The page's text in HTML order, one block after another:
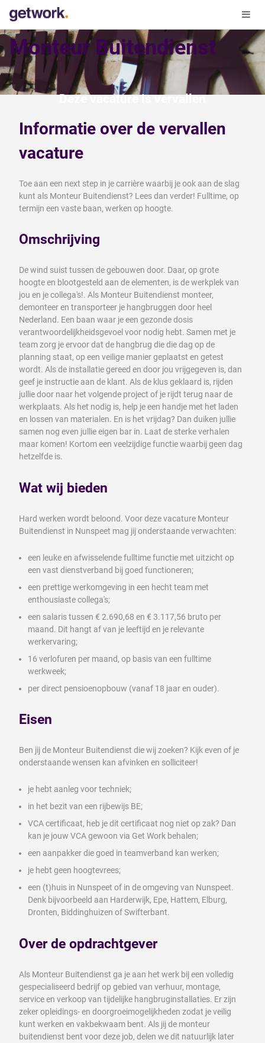
Monteur Buitendienst
Deze vacature is vervallen
Informatie over de vervallen
vacature
Toe aan een next step in je carrière waarbij je ook aan de slag
kunt als Monteur Buitendienst? Lees dan verder! Fulltime, op
termijn een vaste baan, werken op hoogte.
Omschrijving
De wind suist tussen de gebouwen door. Daar, op grote
hoogte en blootgesteld aan de elementen, is de werkplek van
jou en je collega's!. Als Monteur Buitendienst monteer,
demonteer en transporteer je hangbruggen door heel
Nederland. Een baan waar je een gezonde dosis
verantwoordelijkheidsgevoel voor nodig hebt. Samen met je
team zorg je ervoor dat de hangbrug die die dag op de
planning staat, op een veilige manier geplaatst en getest
wordt. Als de installatie gereed en door jou vrijgegeven is, dan
geef je instructie aan de klant. Als de klus geklaard is, rijden
jullie door naar het volgende project of je rijdt terug naar de
werkplaats. Als het nodig is, help je een handje met het laden
en lossen van materialen. En is het vrijdag? Dan duiken jullie
samen nog even jullie eigen bar in. Laat de sterke verhalen
maar komen! Kortom een veelzijdige functie waarbij geen dag
hetzelfde is.
Wat wij bieden
Hard werken wordt beloond. Voor deze vacature Monteur
Buitendienst in Nunspeet mag jij onderstaande verwachten:
een leuke en afwisselende fulltime functie met uitzicht op
een vast dienstverband bij goed functioneren;
een prettige werkomgeving in een hecht team met
enthousiaste collega's;
een salaris tussen € 2.690,68 en € 3.117,56 bruto per
maand. Dit hangt af van je leeftijd en je relevante
werkervaring;
16 verlofuren per maand, op basis van een fulltime
werkweek;
per direct pensioenopbouw (vanaf 18 jaar en ouder).
Eisen
Ben jij de Monteur Buitendienst die wij zoeken? Kijk even of je
onderstaande wensen kan afvinken en solliciteer!
je hebt aanleg voor techniek;
in het bezit van een rijbewijs BE;
VCA certificaat, heb je dit certificaat nog niet op zak? Dan
kan je jouw VCA gewoon via Get Work behalen;
een aanpakker die goed in teamverband kan werken;
je hebt geen hoogtevrees;
een (t)huis in Nunspeet of in de omgeving van Nunspeet.
Denk bijvoorbeeld aan Harderwijk, Epe, Hattem, Elburg,
Dronten, Biddinghuizen of Swifterbant.
Over de opdrachtgever
Als Monteur Buitendienst ga je aan het werk bij een volledig
gespecialiseerd bedrijf op gebied van verhuur, montage,
service en verkoop van tijdelijke hangbruginstallaties. Er zijn
zeker opleidings- en doorgroeimogelijkheden zodat je veilig
kunt werken en vakbekwaam bent. Als jij de monteur
buitendienst bent voor deze job, delen we dit natuurlijk later